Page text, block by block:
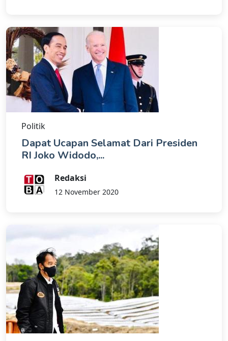
Politik
Dapat Ucapan Selamat Dari Presiden
RI Joko Widodo,...
Redaksi
12 November 2020